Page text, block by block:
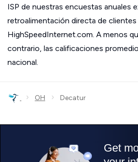
ISP de nuestras encuestas anuales
retroalimentación directa de clientes
HighSpeedInternet.com. A menos
contrario, las calificaciones
nacional.
› OH › Decatur